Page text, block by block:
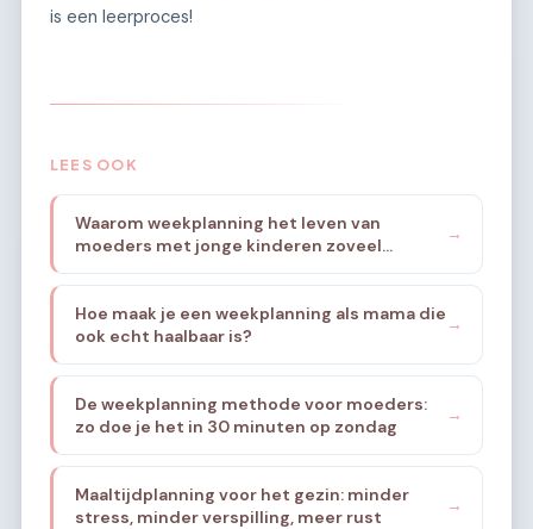
is een leerproces!
LEES OOK
Waarom weekplanning het leven van
moeders met jonge kinderen zoveel
rustiger maakt
→
Hoe maak je een weekplanning als mama die
ook echt haalbaar is?
→
De weekplanning methode voor moeders:
zo doe je het in 30 minuten op zondag
→
Maaltijdplanning voor het gezin: minder
stress, minder verspilling, meer rust
→